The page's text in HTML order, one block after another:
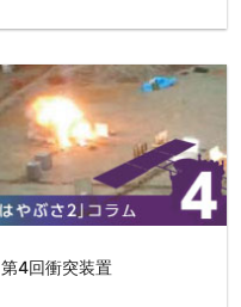
第4回衝突装置